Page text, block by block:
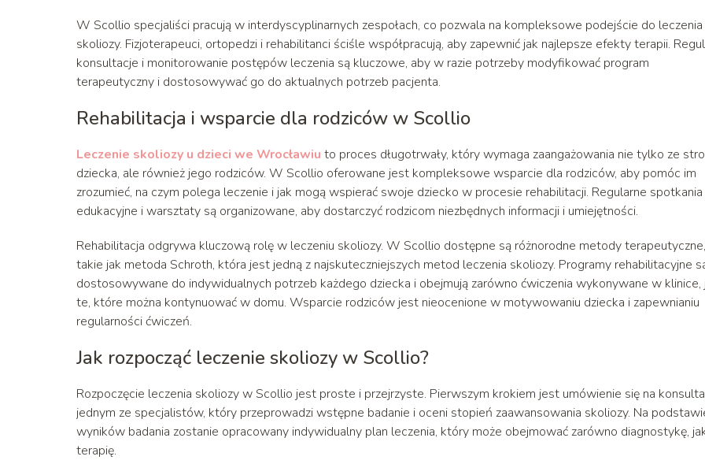
W Scollio specjaliści pracują w interdyscyplinarnych zespołach, co pozwala na kompleksowe podejście do leczenia
skoliozy. Fizjoterapeuci, ortopedzi i rehabilitanci ściśle współpracują, aby zapewnić jak najlepsze efekty terapii.
konsultacje i monitorowanie postępów leczenia są kluczowe, aby w razie potrzeby modyfikować program
terapeutyczny i dostosowywać go do aktualnych potrzeb pacjenta.
Rehabilitacja i wsparcie dla rodziców w Scollio
Leczenie skoliozy u dzieci we Wrocławiu to proces długotrwały, który wymaga zaangażowania nie tylko ze
dziecka, ale również jego rodziców. W Scollio oferowane jest kompleksowe wsparcie dla rodziców, aby pomóc im
zrozumieć, na czym polega leczenie i jak mogą wspierać swoje dziecko w procesie rehabilitacji. Regularne spotkania
edukacyjne i warsztaty są organizowane, aby dostarczyć rodzicom niezbędnych informacji i umiejętności.
Rehabilitacja odgrywa kluczową rolę w leczeniu skoliozy. W Scollio dostępne są różnorodne metody terapeutyczne,
takie jak metoda Schroth, która jest jedną z najskuteczniejszych metod leczenia skoliozy. Programy rehabilitacyjne
dostosowywane do indywidualnych potrzeb każdego dziecka i obejmują zarówno ćwiczenia wykonywane w klinice,
te, które można kontynuować w domu. Wsparcie rodziców jest nieocenione w motywowaniu dziecka i zapewnianiu
regularności ćwiczeń.
Jak rozpocząć leczenie skoliozy w Scollio?
Rozpoczęcie leczenia skoliozy w Scollio jest proste i przejrzyste. Pierwszym krokiem jest umówienie się na
jednym ze specjalistów, który przeprowadzi wstępne badanie i oceni stopień zaawansowania skoliozy. Na
wyników badania zostanie opracowany indywidualny plan leczenia, który może obejmować zarówno diagnostykę,
terapię.